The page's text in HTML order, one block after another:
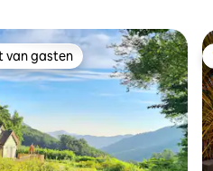
van gasten
van gasten